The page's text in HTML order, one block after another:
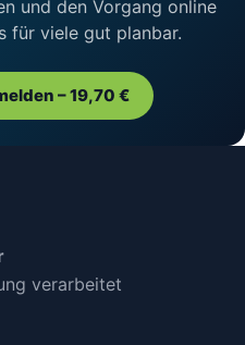
und den Vorgang online
für viele gut planbar.
– 19,70 €
verarbeitet